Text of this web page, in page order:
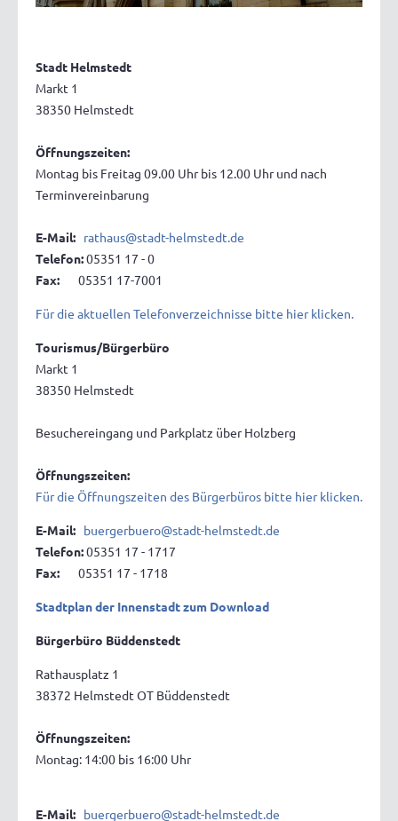
Stadt Helmstedt
Markt 1
38350 Helmstedt
Öffnungszeiten:
Montag bis Freitag 09.00 Uhr bis 12.00 Uhr und nach
Terminvereinbarung
E-Mail: rathaus@stadt-helmstedt.de
Telefon:05351 17 - 0
Fax: 05351 17-7001
Für die aktuellen Telefonverzeichnisse bitte hier klicken.
Tourismus/Bürgerbüro
Markt 1
38350 Helmstedt
Besuchereingang und Parkplatz über Holzberg
Öffnungszeiten:
Für die Öffnungszeiten des Bürgerbüros bitte hier klicken.
E-Mail: buergerbuero@stadt-helmstedt.de
Telefon:05351 17 - 1717
Fax:
05351 17 - 1718
Stadtplan der Innenstadt zum Download
Bürgerbüro Büddenstedt
Rathausplatz 1
38372 Helmstedt OT Büddenstedt
Öffnungszeiten:
Montag: 14:00 bis 16:00 Uhr
E-Mail: buergerbuero@stadt-helmstedt.de